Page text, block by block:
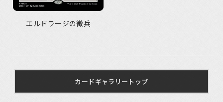
エルドラージの徴兵
カードギャラリートップ